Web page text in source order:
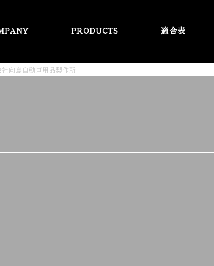
PRODUCTS 適合表
向島自動車用品製作所